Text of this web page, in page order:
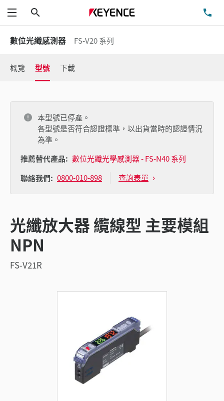
功能表
數位光纖感測器 FS-V20 系列
概覽 型號 下載
本型號已停產。
各型號是否符合認證標準，以出貨當時的認證情況
為準。
推薦替代產品: 數位光纖光學感測器 - FS-N40 系列
聯絡我們: 0800-010-898 查詢表單
光纖放大器 纜線型 主要模組
NPN
FS-V21R